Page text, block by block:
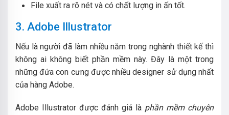
File xuất ra rõ nét và có chất lượng in ấn tốt.
3. Adobe Illustrator
Nếu là người đã làm nhiều năm trong nghành thiết kế thì
không ai không biết phần mềm này. Đây là một trong
những đứa con cưng được nhiều designer sử dụng nhất
của hàng Adobe.
Adobe Illustrator được đánh giá là phần mềm chuyên